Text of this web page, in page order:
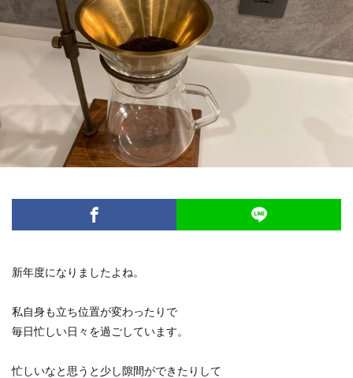
新年度になりましたよね。
私自身も立ち位置が変わったりで
毎日忙しい日々を過ごしています。
忙しいなと思うと少し隙間ができたりして
基礎トレ
盛岡 神社 脳と腸
腰痛
腸内環境
自己紹介 自律神経
足首
身体の使い方
身体を変える 運動
地に足つける
ペアセッション
Pilates
Studio水木
お年玉企画
お香 クラニオ
スケジュール
スタジオ
ダイエット
プレオープン
ボディワーク
ヨガ ワークショップ
不調
個人セッション
検索